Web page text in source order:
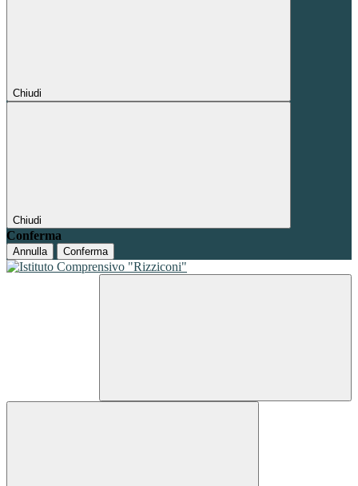
Chiudi
Chiudi
Conferma
Annulla Conferma